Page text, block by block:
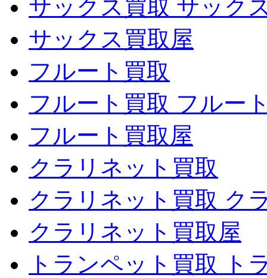
サックス買取 サック
サックス買取屋
フルート買取
フルート買取 フルー
フルート買取屋
クラリネット買取
クラリネット買取 ク
クラリネット買取屋
トランペット買取 ト